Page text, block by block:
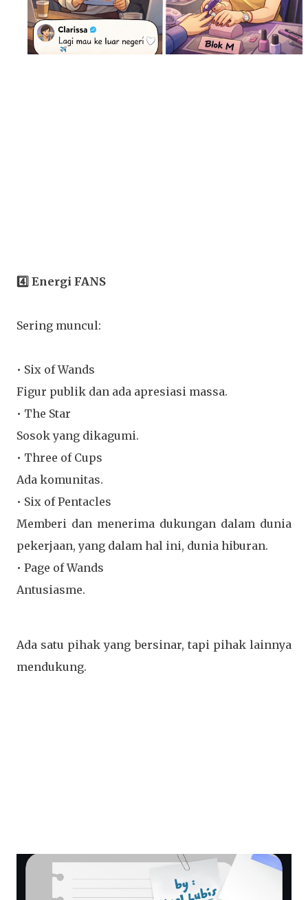
4️⃣ Energi FANS
Sering muncul:
• Six of Wands
Figur publik dan ada apresiasi massa.
• The Star
Sosok yang dikagumi.
• Three of Cups
Ada komunitas.
• Six of Pentacles
Memberi dan menerima dukungan dalam dunia
pekerjaan, yang dalam hal ini, dunia hiburan.
• Page of Wands
Antusiasme.
Ada satu pihak yang bersinar, tapi pihak lainnya
mendukung.